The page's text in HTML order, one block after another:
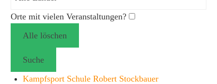
Orte mit vielen Veranstaltungen?
Alle löschen
Suche
Kampfsport Schule Robert Stockbauer